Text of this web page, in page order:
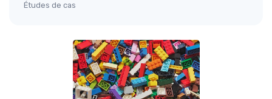
Études de cas